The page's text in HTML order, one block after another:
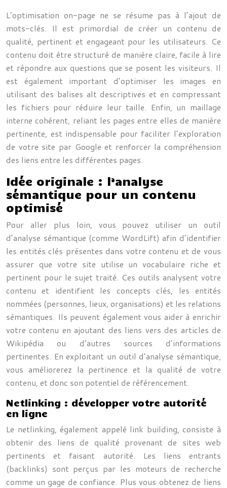
L’optimisation on-page ne se résume pas à l’ajout de
mots-clés. Il est primordial de créer un contenu de
qualité, pertinent et engageant pour les utilisateurs. Ce
contenu doit être structuré de manière claire, facile à lire
et répondre aux questions que se posent les visiteurs. Il
est également important d’optimiser les images en
utilisant des balises alt descriptives et en compressant
les fichiers pour réduire leur taille. Enfin, un maillage
interne cohérent, reliant les pages entre elles de manière
pertinente, est indispensable pour faciliter l’exploration
de votre site par Google et renforcer la compréhension
des liens entre les différentes pages.
Idée originale : l’analyse
sémantique pour un contenu
optimisé
Pour aller plus loin, vous pouvez utiliser un outil
d’analyse sémantique (comme WordLift) afin d’identifier
les entités clés présentes dans votre contenu et de vous
assurer que votre site utilise un vocabulaire riche et
pertinent pour le sujet traité. Ces outils analysent votre
contenu et identifient les concepts clés, les entités
nommées (personnes, lieux, organisations) et les relations
sémantiques. Ils peuvent également vous aider à enrichir
votre contenu en ajoutant des liens vers des articles de
Wikipédia ou d’autres sources d’informations
pertinentes. En exploitant un outil d’analyse sémantique,
vous améliorerez la pertinence et la qualité de votre
contenu, et donc son potentiel de référencement.
Netlinking : développer votre autorité
en ligne
Le netlinking, également appelé link building, consiste à
obtenir des liens de qualité provenant de sites web
pertinents et faisant autorité. Les liens entrants
(backlinks) sont perçus par les moteurs de recherche
comme un gage de confiance. Plus vous obtenez de liens